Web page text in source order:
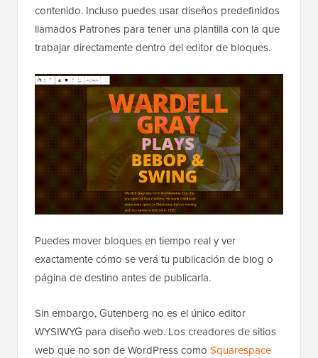
contenido. Incluso puedes usar diseños predefinidos
llamados Patrones para tener una plantilla con la que
trabajar directamente dentro del editor de bloques.
Puedes mover bloques en tiempo real y ver
exactamente cómo se verá tu publicación de blog o
página de destino antes de publicarla.
Sin embargo, Gutenberg no es el único editor
WYSIWYG para diseño web. Los creadores de sitios
web que no son de WordPress como Squarespace